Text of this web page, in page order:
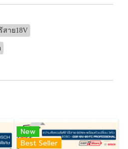
สาย18V
New
Best Seller